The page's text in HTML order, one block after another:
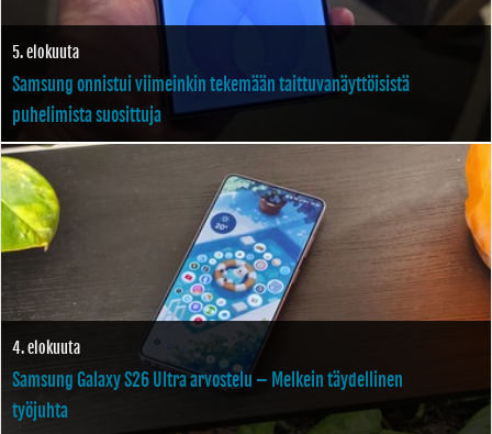
5. elokuuta
Samsung onnistui viimeinkin tekemään taittuvanäyttöisistä
puhelimista suosittuja
4. elokuuta
Samsung Galaxy S26 Ultra arvostelu – Melkein täydellinen
työjuhta